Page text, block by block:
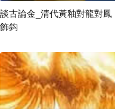
談古論金_清代黃釉對龍對鳳
飾鈎